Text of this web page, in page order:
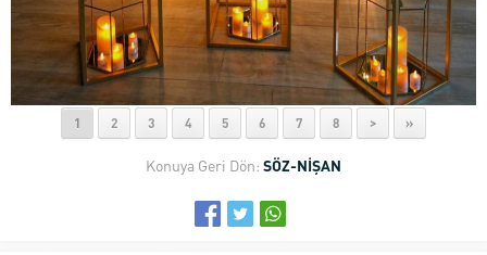
1 2 3 4 5 6 7 8 > »
Konuya Geri Dön: SÖZ-NİŞAN